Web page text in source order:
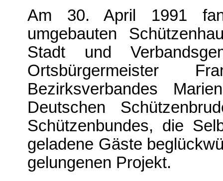
Am 30. April 1991
umgebauten
Stadt und
Ortsbürgermeister
Bezirksverbandes
Deutschen
Schützenbundes, die
geladene Gäste
gelungenen Projekt.